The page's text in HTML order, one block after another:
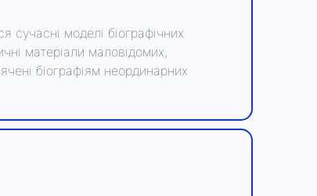
сучасні моделі біографічних
матеріали маловідомих,
біографіям неординарних